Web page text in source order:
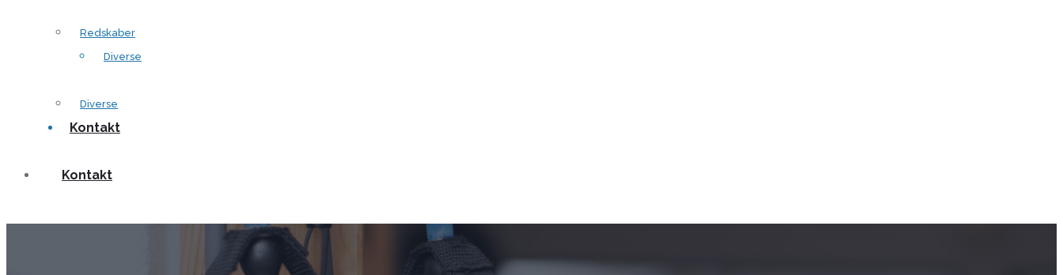
Diverse
Kontakt
Redskaber
Diverse
Kontakt